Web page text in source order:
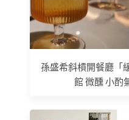
孫盛希斜槓開餐廳「
館 微醺 小酌